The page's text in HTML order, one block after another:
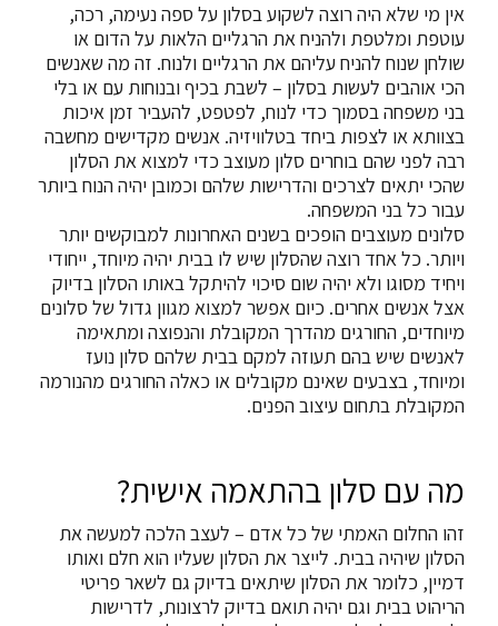
אין מי שלא היה רוצה לשקוע בסלון על ספה נעימה, רכה,
עוטפת ומלטפת ולהניח את הרגליים הלאות על הדום או
שולחן שנוח להניח עליהם את הרגליים ולנוח. זה מה שאנשים
הכי אוהבים לעשות בסלון – לשבת בכיף ובנוחות עם או בלי
בני משפחה בסמוך כדי לנוח, לפטפט, להעביר זמן איכות
בצוותא או לצפות ביחד בטלוויזיה. אנשים מקדישים מחשבה
רבה לפני שהם בוחרים סלון מעוצב כדי למצוא את הסלון
שהכי יתאים לצרכים והדרישות שלהם וכמובן יהיה הנוח ביותר
עבור כל בני המשפחה.
סלונים מעוצבים הופכים בשנים האחרונות למבוקשים יותר
ויותר. כל אחד רוצה שהסלון שיש לו בבית יהיה מיוחד, ייחודי
ויחיד מסוגו ולא יהיה שום סיכוי להיתקל באותו הסלון בדיוק
אצל אנשים אחרים. כיום אפשר למצוא מגוון גדול של סלונים
מיוחדים, החורגים מהדרך המקובלת והנפוצה ומתאימה
לאנשים שיש בהם תעוזה למקם בבית שלהם סלון נועז
ומיוחד, בצבעים שאינם מקובלים או כאלה החורגים מהנורמה
המקובלת בתחום עיצוב הפנים.
מה עם סלון בהתאמה אישית?
זהו החלום האמתי של כל אדם – לעצב הלכה למעשה את
הסלון שיהיה בבית. לייצר את הסלון שעליו הוא חלם ואותו
דמיין, כלומר את הסלון שיתאים בדיוק גם לשאר פריטי
הריהוט בבית וגם יהיה תואם בדיוק לרצונות, לדרישות